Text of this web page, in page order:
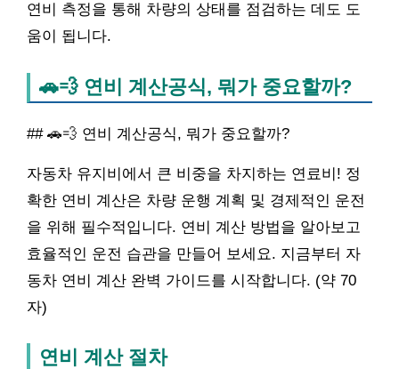
연비 측정을 통해 차량의 상태를 점검하는 데도 도
움이 됩니다.
🚗💨 연비 계산공식, 뭐가 중요할까?
## 🚗💨 연비 계산공식, 뭐가 중요할까?
자동차 유지비에서 큰 비중을 차지하는 연료비! 정
확한 연비 계산은 차량 운행 계획 및 경제적인 운전
을 위해 필수적입니다. 연비 계산 방법을 알아보고
효율적인 운전 습관을 만들어 보세요. 지금부터 자
동차 연비 계산 완벽 가이드를 시작합니다. (약 70
자)
연비 계산 절차